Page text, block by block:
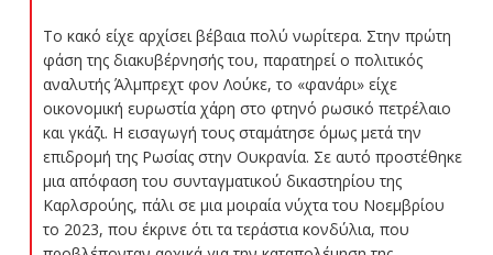
Το κακό είχε αρχίσει βέβαια πολύ νωρίτερα. Στην πρώτη
φάση της διακυβέρνησής του, παρατηρεί ο πολιτικός
αναλυτής Άλμπρεχτ φον Λούκε, το «φανάρι» είχε
οικονομική ευρωστία χάρη στο φτηνό ρωσικό πετρέλαιο
και γκάζι. Η εισαγωγή τους σταμάτησε όμως μετά την
επιδρομή της Ρωσίας στην Ουκρανία. Σε αυτό προστέθηκε
μια απόφαση του συνταγματικού δικαστηρίου της
Καρλσρούης, πάλι σε μια μοιραία νύχτα του Νοεμβρίου
το 2023, που έκρινε ότι τα τεράστια κονδύλια, που